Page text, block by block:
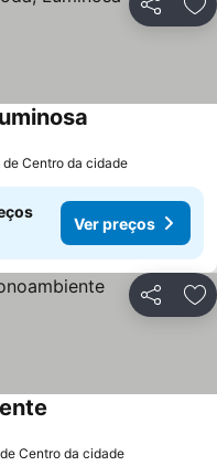
Partilhar
de Centro da cidade
Ver preços
Partilhar
Centro da cidade